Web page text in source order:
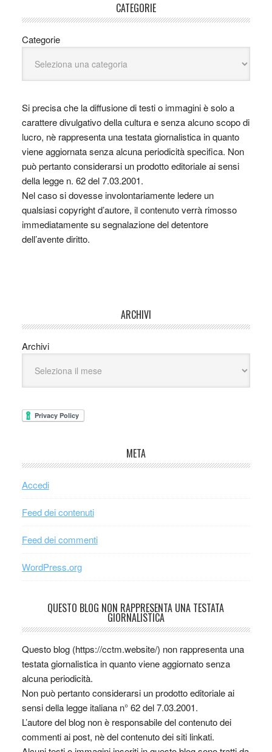
CATEGORIE
Categorie
Si precisa che la diffusione di testi o immagini è solo a
carattere divulgativo della cultura e senza alcuno scopo di
lucro, nè rappresenta una testata giornalistica in quanto
viene aggiornata senza alcuna periodicità specifica. Non
può pertanto considerarsi un prodotto editoriale ai sensi
della legge n. 62 del 7.03.2001.
Nel caso si dovesse involontariamente ledere un
qualsiasi copyright d’autore, il contenuto verrà rimosso
immediatamente su segnalazione del detentore
dell’avente diritto.
ARCHIVI
Archivi
META
Accedi
Feed dei contenuti
Feed dei commenti
WordPress.org
QUESTO BLOG NON RAPPRESENTA UNA TESTATA
GIORNALISTICA
Questo blog (https://cctm.website/) non rappresenta una
testata giornalistica in quanto viene aggiornato senza
alcuna periodicità.
Non può pertanto considerarsi un prodotto editoriale ai
sensi della legge italiana n° 62 del 7.03.2001.
L’autore del blog non è responsabile del contenuto dei
commenti ai post, nè del contenuto dei siti linkati.